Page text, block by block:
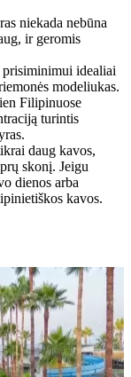
niekada nebūna
ir geromis
prisiminimui idealiai
modeliukas.
Filipinuose
turintis
daug kavos,
skonį. Jeigu
dienos arba
kavos.